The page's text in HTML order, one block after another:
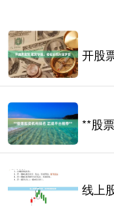
开股
**股
线上